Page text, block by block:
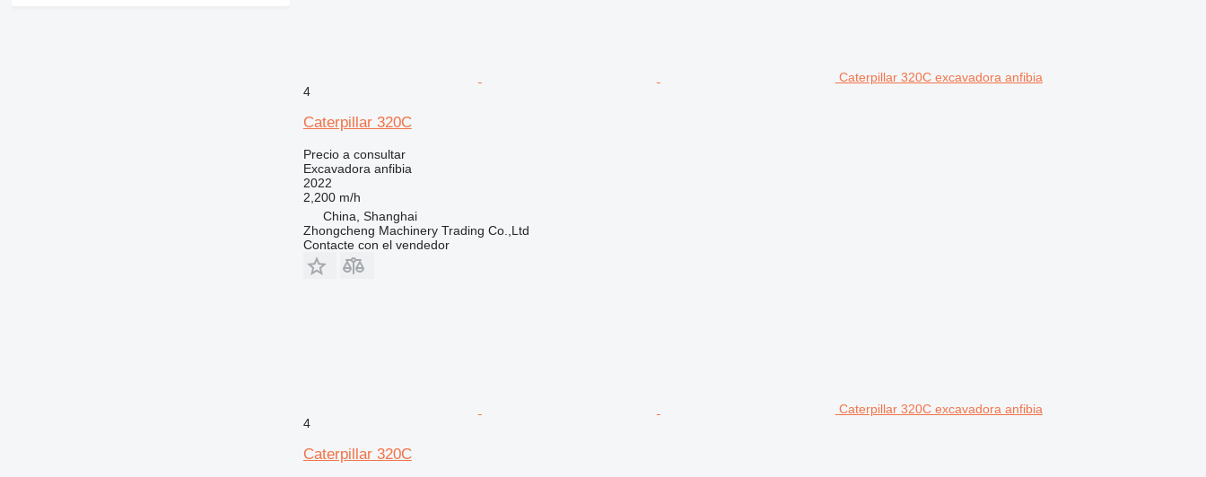
Caterpillar 320C excavadora anfibia
4
Caterpillar 320C
Precio a consultar
Excavadora anfibia
2022
2,200 m/h
China, Shanghai
Zhongcheng Machinery Trading Co.,Ltd
Contacte con el vendedor
Caterpillar 320C excavadora anfibia
4
Caterpillar 320C